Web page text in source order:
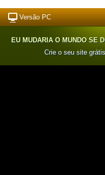
Versão PC
EU MUDARIA O MUNDO SE
Crie o seu site grátis